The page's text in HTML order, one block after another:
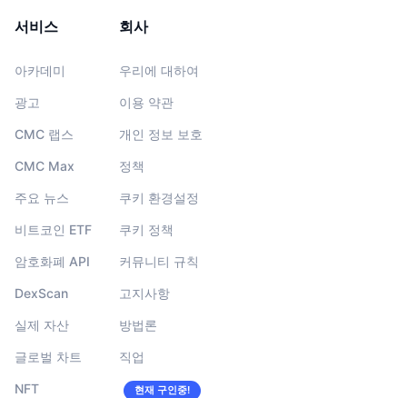
서비스
아카데미
광고
CMC 랩스
CMC Max
주요 뉴스
비트코인 ETF
암호화폐 API
DexScan
실제 자산
글로벌 차트
NFT
회사
우리에 대하여
이용 약관
개인 정보 보호
정책
쿠키 환경설정
쿠키 정책
커뮤니티 규칙
고지사항
방법론
직업
현재 구인중!